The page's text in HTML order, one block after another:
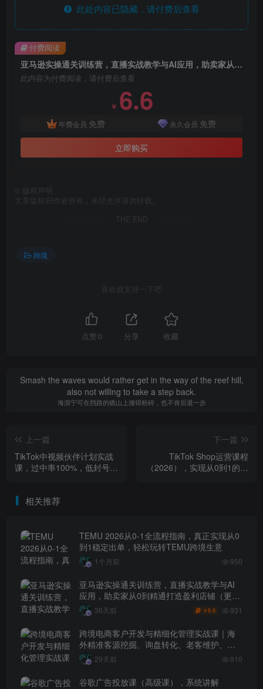
此处内容已隐藏，请付费后查看
亚马逊实操通关训练营，直播实战教学与AI应用，助卖家从0到精通打造盈利店铺（更新4月17日）
此内容为付费阅读，请付费后查看
￥ 6.6
年费会员 免费 永久会员 免费
立即购买
付费阅读
版权声明
文章版权归作者所有，未经允许请勿转载。
THE END
跨境
喜欢就支持一下吧
点赞 0 分享 收藏
Smash the waves would rather get in the way of the reef hill,
also not willing to take a step back.
海浪宁可在挡路的礁山上撞得粉碎，也不肯后退一步
上一篇
TikTok中视频伙伴计划实战
课，过中率100%，低封号
下一篇
TikTok Shop运营课程
（2026），实现从0到1的稳
相关推荐
TEMU 2026从0-1全流程指南，真正实现从0
到1稳定出单，轻松玩转TEMU跨境生意
1个月前 950
亚马逊实操通关训练营，直播实战教学与AI
应用，助卖家从0到精通打造盈利店铺（更新
7月3日）
36天前 ￥6.6 931
跨境电商客户开发与精细化管理实战课｜海
外精准客源挖掘、询盘转化、老客维护、客
户分层全流程落地教程
29天前 910
谷歌广告投放课（高级课），系统讲解